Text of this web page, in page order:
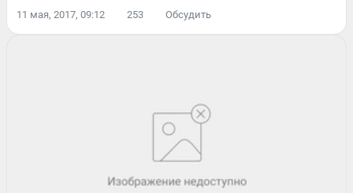
11 мая, 2017, 09:12 253 Обсудить